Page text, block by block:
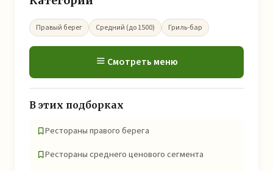
Правый берег Средний (до 1500) Гриль-бар
Смотреть меню
В этих подборках
Рестораны правого берега
Рестораны среднего ценового сегмента